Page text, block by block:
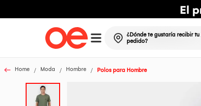
¿Dónde te gustaría recibir tu
pedido?
Home Moda Hombre Polos para Hombre